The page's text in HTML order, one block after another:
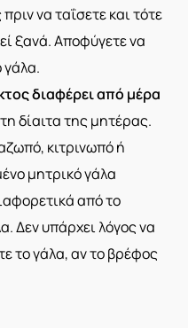
να ταΐσετε και τότε
ξανά. Αποφύγετε να
γάλα.
διαφέρει από μέρα
δίαιτα της μητέρας.
κιτρινωπό ή
μητρικό γάλα
από το
Δεν υπάρχει λόγος να
το γάλα, αν το βρέφος